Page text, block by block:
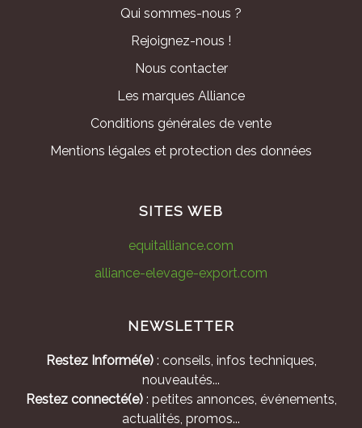
Qui sommes-nous ?
Rejoignez-nous !
Nous contacter
Les marques Alliance
Conditions générales de vente
Mentions légales et protection des données
SITES WEB
equitalliance.com
alliance-elevage-export.com
NEWSLETTER
Restez Informé(e): conseils, infos techniques,
nouveautés...
Restez connecté(e): petites annonces, événements,
actualités, promos...